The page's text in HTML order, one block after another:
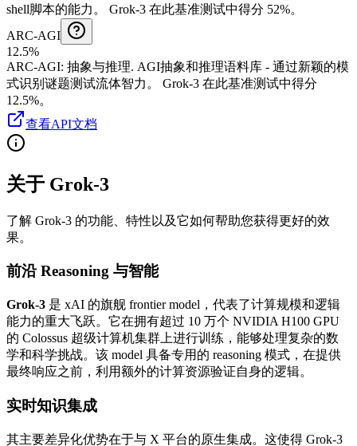
shell脚本的能力。
Grok-3 在此基准测试中得分 52%。
ARC-AGI
12.5%
ARC-AGI: 抽象与推理. AGI抽象和推理语料库 - 通过新颖的模
式识别谜题测试流体智力。
Grok-3 在此基准测试中得分
12.5%。
查看API文档
关于 Grok-3
了解 Grok-3 的功能、特性以及它如何帮助您获得更好的效
果。
前沿 Reasoning 与智能
Grok-3 是 xAI 的旗舰 frontier model，代表了计算规模和逻辑
能力的重大飞跃。它在拥有超过 10 万个 NVIDIA H100 GPU
的 Colossus 超级计算机集群上进行训练，能够处理复杂的数
学和科学挑战。该 model 具备专用的 reasoning 模式，在提供
最终响应之前，利用额外的计算资源验证自身的逻辑。
实时知识集成
其主要差异化优势在于与 X 平台的原生集成。这使得 Grok-3